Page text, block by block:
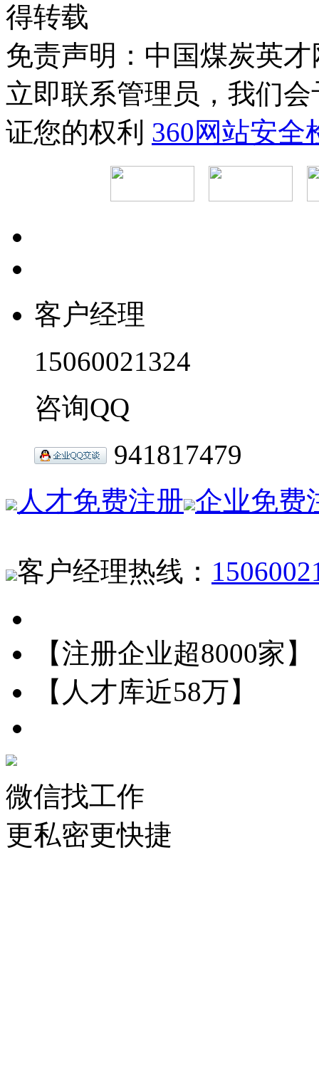
得转载
免责声明：中国煤炭英
立即联系管理员，我们
证您的权利 360网站安全
客户经理
15060021324
咨询QQ
941817479
人才免费注册 企业免费
客户经理热线：
【注册企业超8000家】
【人才库近58万】
微信找工作
更私密更快捷